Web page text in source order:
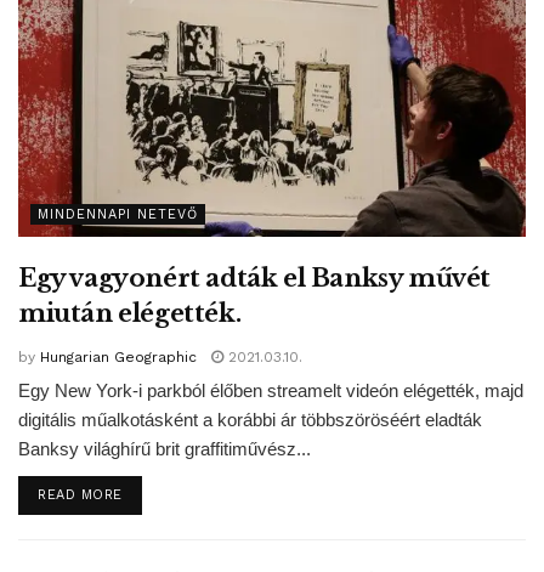
MINDENNAPI NETEVŐ
Egy vagyonért adták el Banksy művét
miután elégették.
by Hungarian Geographic 2021.03.10.
Egy New York-i parkból élőben streamelt videón elégették, majd
digitális műalkotásként a korábbi ár többszöröséért eladták
Banksy világhírű brit graffitiművész...
READ MOREDETAILS